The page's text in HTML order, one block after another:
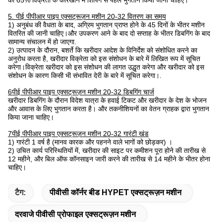
5. पीई पीपीआर पाइप एक्सट्रूज़न मशीन 20-32 वितरण का समय
1) अनुबंध की वैधता के बाद, अग्रिम भुगतान प्राप्त होने के 45 दिनों के भीतर मशीन
वितरित की जानी चाहिए।और उपकरण आने के बाद दो सप्ताह के भीतर डिबगिंग के बाद
सामान्य संचालन में हो जाएगा.
2) उत्पादन के दौरान, बशर्ते कि खरीदार आदेश के विनिर्देश को संशोधित करने का
अनुरोध करता है, खरीदार विक्रेता को इस संशोधन के बारे में लिखित रूप में सूचित
करेगा।विक्रेता खरीदार को इस संशोधन की लागत उद्धृत करेगा और खरीदार को इस
संशोधन के कारण किसी भी संभावित देरी के बारे में सूचित करेगा।.
6पीई पीपीआर पाइप एक्सट्रूज़न मशीन 20-32 डिबगिंग चार्ज
खरीदार डिबगिंग के दौरान विदेश यात्रा के हवाई टिकट और खरीदार के देश के भोजन
और आवास के लिए भुगतान करता है। और तकनीशियनों का वेतन ग्राहक द्वारा भुगतान
किया जाना चाहिए।
7पीई पीपीआर पाइप एक्सट्रूज़न मशीन 20-32 गारंटी खंड
1) गारंटी 1 वर्ष है (मानव कारक और पहनने वाले भागों को छोड़कर) ।
2) उचित कार्य परिस्थितियों में, खरीदार की साइट पर कमीशन पूरा होने की तारीख से
12 महीने, और बिल ऑफ कॉनसाइन जारी करने की तारीख से 14 महीने के भीतर होना
चाहिए।
टैग: पीवीसी कॉर्नर बीड HYPET एक्सट्रूज़न मशीन
दरवाजे पीवीसी प्रोफाइल एक्सट्रूज़न मशीन